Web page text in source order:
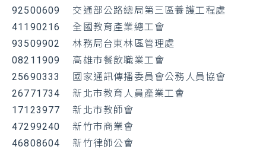
92500609 交通部公路總局第三區養護工程處
41190216 全國教育產業總工會
93509902 林務局台東林區管理處
08211909 高雄市餐飲職業工會
25690333 國家通訊傳播委員會公務人員協會
26771734 新北市教育人員產業工會
17123977 新北市教師會
47299240 新竹市商業會
46808604 新竹律師公會